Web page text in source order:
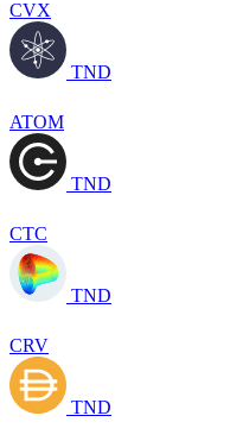
CVX
TND
ATOM
TND
CTC
TND
CRV
TND